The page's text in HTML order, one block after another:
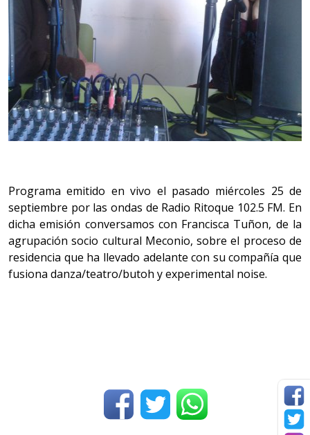
Programa emitido en vivo el pasado miércoles 25 de
septiembre por las ondas de Radio Ritoque 102.5 FM. En
dicha emisión conversamos con Francisca Tuñon, de la
agrupación socio cultural Meconio, sobre el proceso de
residencia que ha llevado adelante con su compañía que
fusiona danza/teatro/butoh y experimental noise.